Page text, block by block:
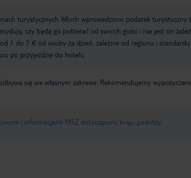
turystycznych Włoch wprowadzono podatek turystyczny
czy będą go pobierać od swoich gości i nie jest on
1 do 7 € od osoby za dzień, zależnie od regionu i standardu
po przyjeździe do hotelu.
się we własnym zakresie. Rekomendujemy
i informacjami MSZ dotyczącymi kraju podróży.